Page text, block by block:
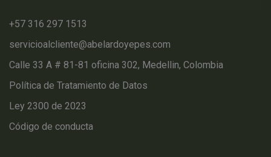
+57 316 297 1513
servicioalcliente@abelardoyepes.com
Calle 33 A # 81-81 oficina 302, Medellin, Colombia
Política de Tratamiento de Datos
Ley 2300 de 2023
Código de conducta